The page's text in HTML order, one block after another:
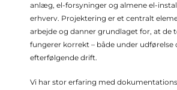
anlæg, el-forsyninger og almene el-
erhverv. Projektering er et centralt
arbejde og danner grundlaget for, at de
fungerer korrekt – både under udførelse
efterfølgende drift.
Vi har stor erfaring med